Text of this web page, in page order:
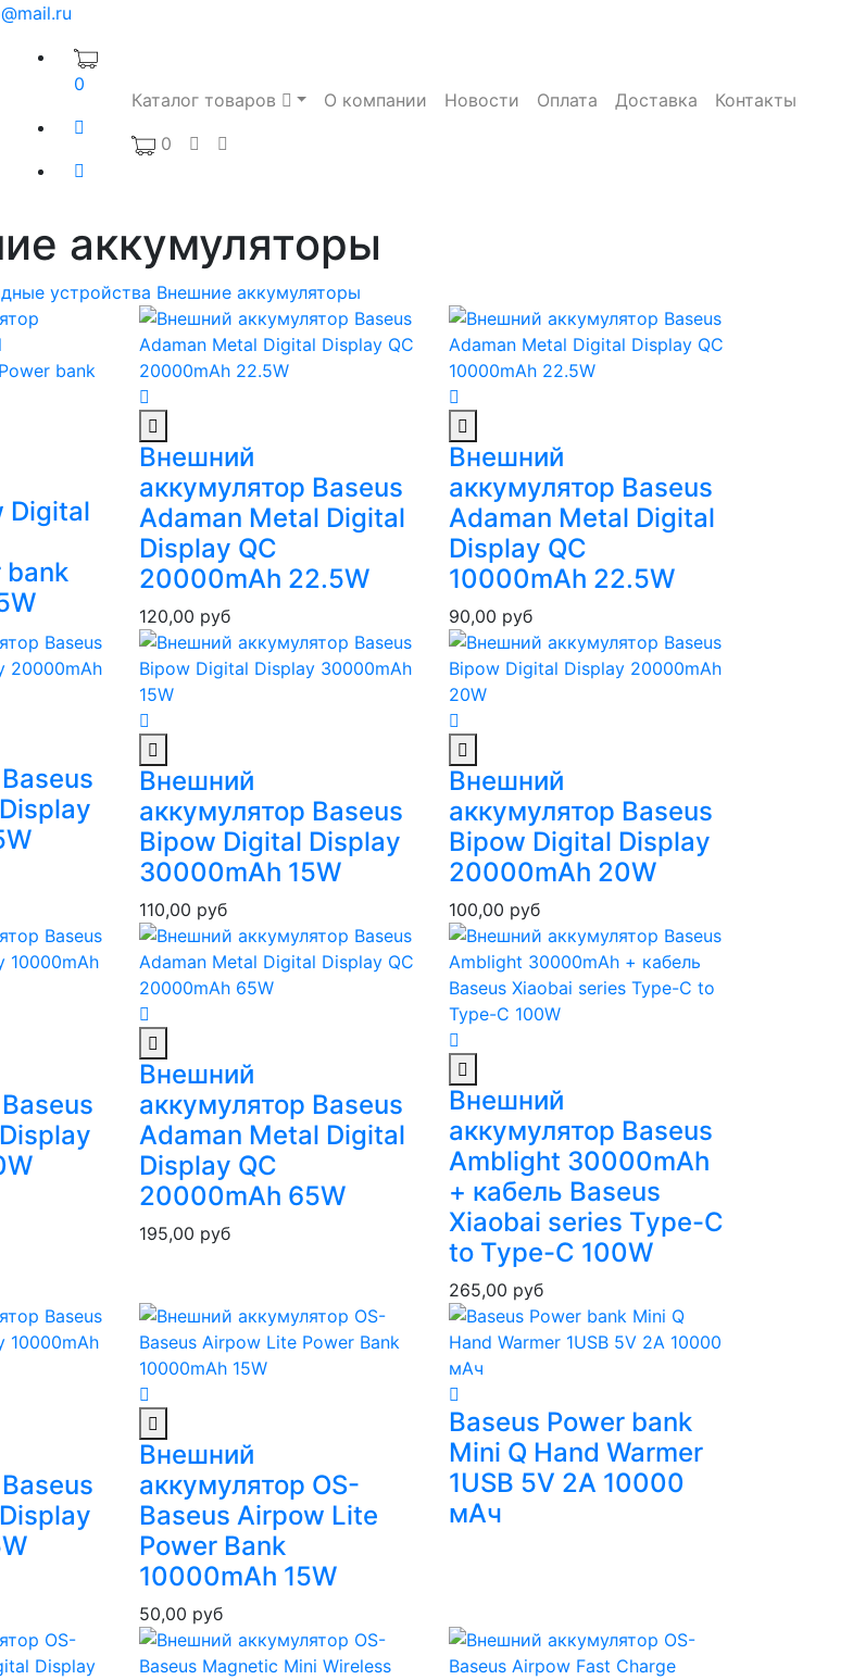
0
Каталог товаров О компании Новости Оплата Доставка
Контакты
0
аккумуляторы
устройства Внешние аккумуляторы
Digital
bank
Внешний
аккумулятор Baseus
Adaman Metal Digital
Display QC
20000mAh 22.5W
120,00 руб
Внешний
аккумулятор Baseus
Adaman Metal Digital
Display QC
10000mAh 22.5W
90,00 руб
Внешний
аккумулятор Baseus
Bipow Digital Display
30000mAh 15W
110,00 руб
Внешний
аккумулятор Baseus
Bipow Digital Display
20000mAh 20W
100,00 руб
Внешний
аккумулятор Baseus
Adaman Metal Digital
Display QC
20000mAh 65W
195,00 руб
Внешний
аккумулятор Baseus
Amblight 30000mAh
+ кабель Baseus
Xiaobai series Type-C
to Type-C 100W
265,00 руб
Внешний
аккумулятор OS-
Baseus Airpow Lite
Power Bank
10000mAh 15W
50,00 руб
Baseus Power bank
Mini Q Hand Warmer
1USB 5V 2A 10000
мАч